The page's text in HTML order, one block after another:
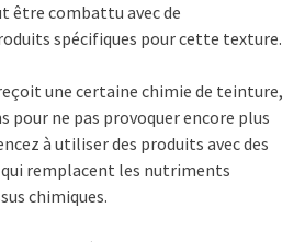
être combattu avec de
spécifiques pour cette texture.
une certaine chimie de teinture,
pour ne pas provoquer encore plus
à utiliser des produits avec des
remplacent les nutriments
chimiques.